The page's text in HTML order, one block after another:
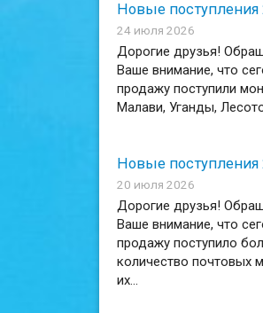
Новые поступления
24 июля 2026
Дорогие друзья!
Ваше внимание, что
продажу поступили
Малави, Уганды,
Новые поступления
20 июля 2026
Дорогие друзья!
Ваше внимание, что
продажу поступило
количество почтовых
их...